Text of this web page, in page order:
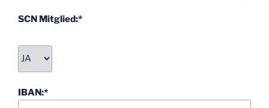
SCN Mitglied:*
IBAN:*